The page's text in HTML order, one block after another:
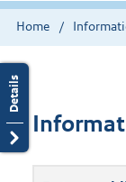
Home